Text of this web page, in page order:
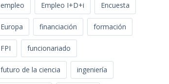
empleo Empleo I+D+i Encuesta
Europa financiación formación
FPI funcionariado
futuro de la ciencia ingeniería